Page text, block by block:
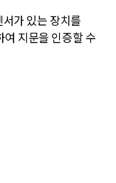
가 있는 장치를
여 지문을 인증할 수